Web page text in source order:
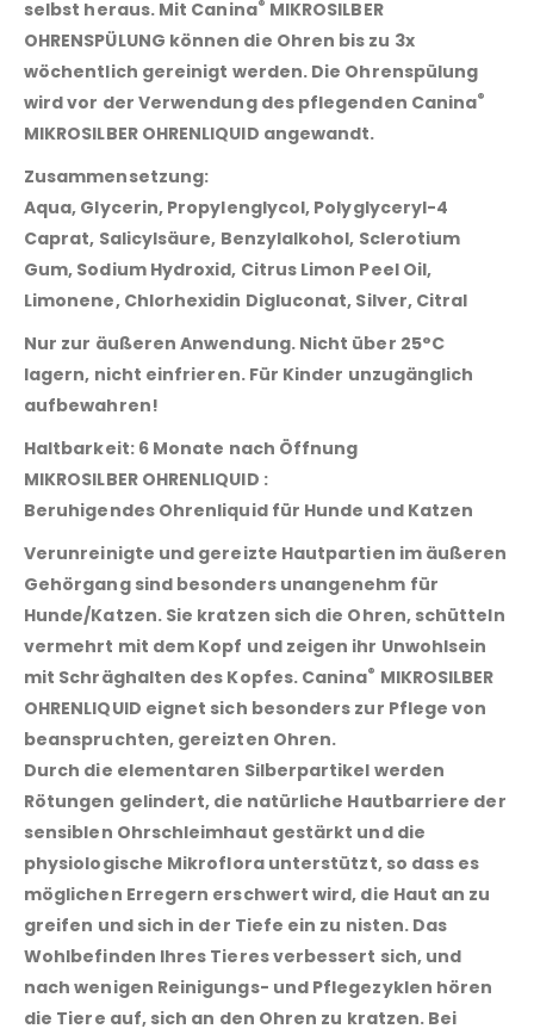
selbst heraus. Mit Canina® MIKROSILBER
OHRENSPÜLUNG können die Ohren bis zu 3x
wöchentlich gereinigt werden. Die Ohrenspülung
wird vor der Verwendung des pflegenden Canina®
MIKROSILBER OHRENLIQUID angewandt.
Zusammensetzung:
Aqua, Glycerin, Propylenglycol, Polyglyceryl-4
Caprat, Salicylsäure, Benzylalkohol, Sclerotium
Gum, Sodium Hydroxid, Citrus Limon Peel Oil,
Limonene, Chlorhexidin Digluconat, Silver, Citral
Nur zur äußeren Anwendung. Nicht über 25°C
lagern, nicht einfrieren. Für Kinder unzugänglich
aufbewahren!
Haltbarkeit:6 Monate nach Öffnung
MIKROSILBER OHRENLIQUID :
Beruhigendes Ohrenliquid für Hunde und Katzen
Verunreinigte und gereizte Hautpartien im äußeren
Gehörgang sind besonders unangenehm für
Hunde/Katzen. Sie kratzen sich die Ohren, schütteln
vermehrt mit dem Kopf und zeigen ihr Unwohlsein
mit Schräghalten des Kopfes. Canina® MIKROSILBER
OHRENLIQUID eignet sich besonders zur Pflege von
beanspruchten, gereizten Ohren.
Durch die elementaren Silberpartikel werden
Rötungen gelindert, die natürliche Hautbarriere der
sensiblen Ohrschleimhaut gestärkt und die
physiologische Mikroflora unterstützt, so dass es
möglichen Erregern erschwert wird, die Haut an zu
greifen und sich in der Tiefe ein zu nisten. Das
Wohlbefinden Ihres Tieres verbessert sich, und
nach wenigen Reinigungs- und Pflegezyklen hören
die Tiere auf, sich an den Ohren zu kratzen. Bei